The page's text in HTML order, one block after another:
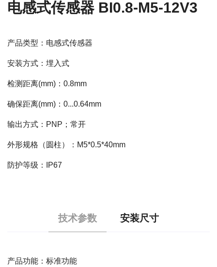
电感式传感器 BI0.8-M5-12V3
产品类型：电感式传感器
安装方式：埋入式
检测距离(mm)：0.8mm
确保距离(mm)：0...0.64mm
输出方式：PNP；常开
外形规格（圆柱）：M5*0.5*40mm
防护等级：IP67
技术参数 安装尺寸
产品功能：标准功能